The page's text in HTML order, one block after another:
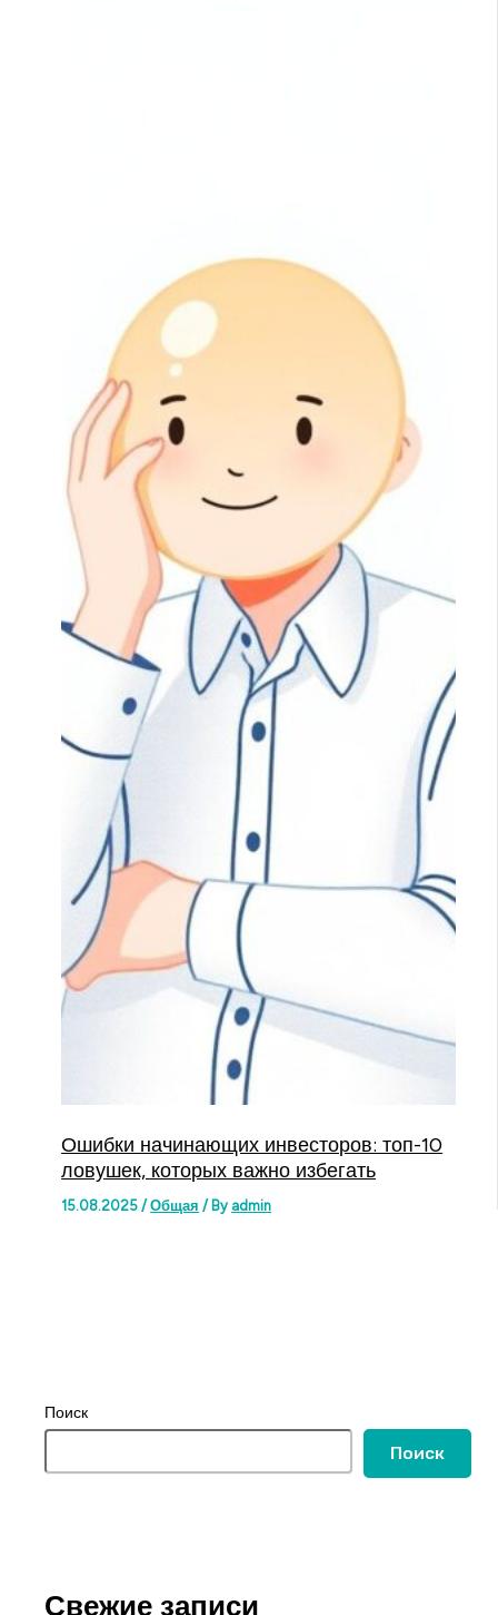
Поиск
Поиск
Свежие записи
Ошибки начинающих инвесторов: топ-10
ловушек, которых важно избегать
15.08.2025/Общая / By admin